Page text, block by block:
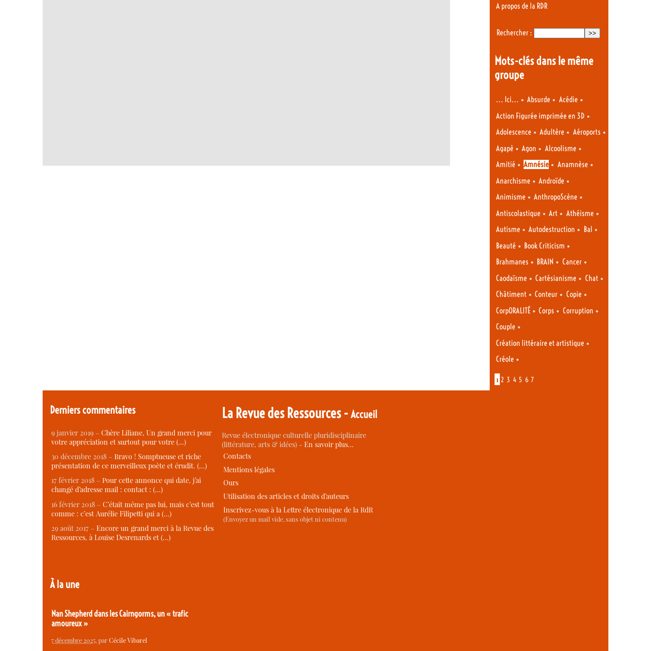
A propos de la RDR
Rechercher :
Mots-clés dans le même
groupe
... Ici... • Absurde • Acédie •
Action Figurée imprimée en 3D •
Adolescence • Adultère • Aéroports•
Agapè • Agon • Alcoolisme •
Amitié • Amnésie • Anamnèse •
Anarchisme • Androïde •
Animisme • AnthropoScène •
Antiscolastique • Art • Athéisme •
Autisme • Autodestruction • Bal •
Beauté • Book Criticism •
Brahmanes • BRAIN • Cancer•
Caodaïsme • Cartésianisme • Chat•
Châtiment • Conteur • Copie •
CorpORALITÉ • Corps • Corruption •
Couple •
Création littéraire et artistique •
Créole •
1 2 3 4 5 6 7
Derniers commentaires
9 janvier 2019 – Chère Liliane, Un grand merci pour
votre appréciation et surtout pour votre (…)
30 décembre 2018 – Bravo ! Somptueuse et riche
présentation de ce merveilleux poète et érudit. (…)
17 février 2018 – Pour cette annonce qui date, j’ai
changé d’adresse mail : contact : (…)
16 février 2018 – C’était même pas lui, mais c’est tout
comme : c’est Aurélie Filipetti qui a (…)
29 août 2017 – Encore un grand merci à la Revue des
Ressources, à Louise Desrenards et (…)
À la une
Nan Shepherd dans les Cairngorms, un « trafic
amoureux »
7 décembre 2025, parCécile Vibarel
La Revue des Ressources -Accueil
Revue électronique culturelle pluridisciplinaire
(littérature, arts & idées) -En savoir plus…
Contacts
Mentions légales
Ours
Utilisation des articles et droits d’auteurs
Inscrivez-vous à la Lettre électronique de la RdR
(Envoyez un mail vide, sans objet ni contenu)